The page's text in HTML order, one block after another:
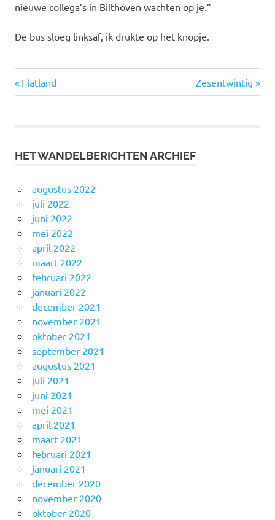
nieuwe collega’s in Bilthoven wachten op je.”
De bus sloeg linksaf, ik drukte op het knopje.
Bericht
Vorige
bericht:
Flatland
Volgende
bericht:
Zesentwintig
HET WANDELBERICHTEN ARCHIEF
augustus 2022
juli 2022
juni 2022
mei 2022
april 2022
maart 2022
februari 2022
januari 2022
december 2021
november 2021
oktober 2021
september 2021
augustus 2021
juli 2021
juni 2021
mei 2021
april 2021
maart 2021
februari 2021
januari 2021
december 2020
november 2020
oktober 2020